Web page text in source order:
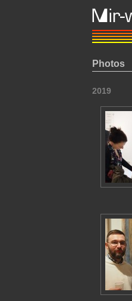
Photos
2019